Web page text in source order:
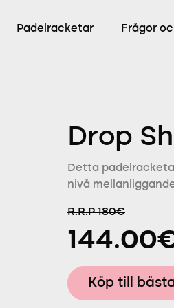
Padelracketar Frågor
Drop
Detta
nivå
R.R.P 180€
Köp till